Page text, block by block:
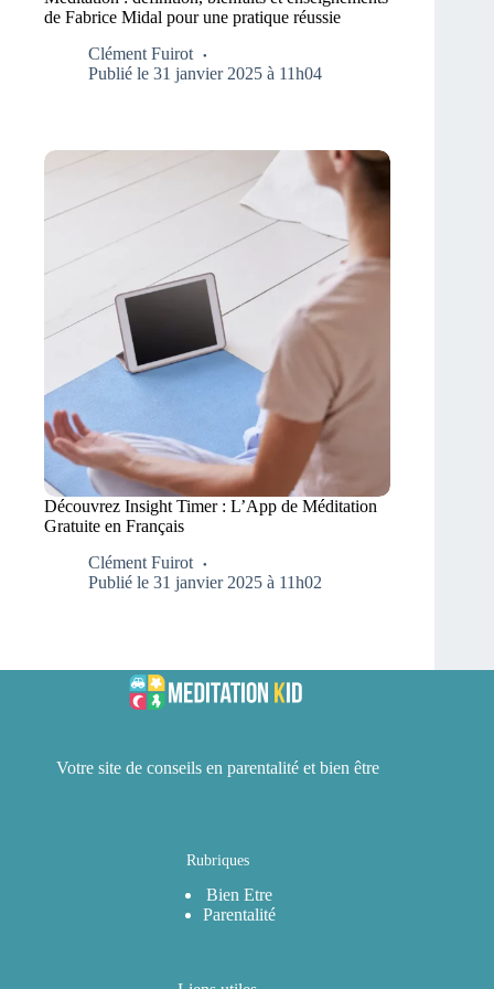
de Fabrice Midal pour une pratique réussie
Clément Fuirot
Publié le 31 janvier 2025 à 11h04
Découvrez Insight Timer : L’App de Méditation
Gratuite en Français
Clément Fuirot
Publié le 31 janvier 2025 à 11h02
Votre site de conseils en parentalité et bien être
Rubriques
Bien Etre
Parentalité